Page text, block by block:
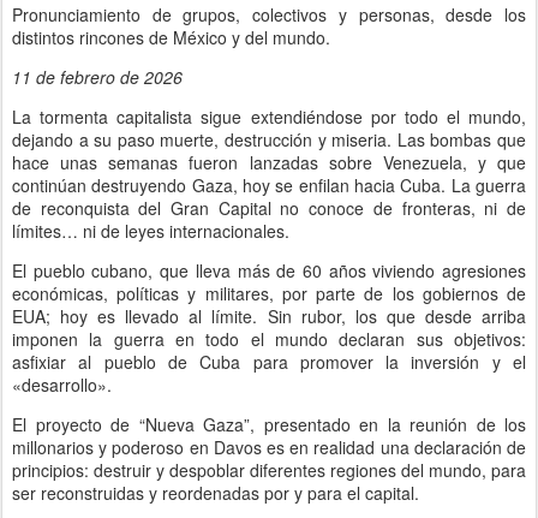
Pronunciamiento de grupos, colectivos y personas, desde los
distintos rincones de México y del mundo.
11 de febrero de 2026
La tormenta capitalista sigue extendiéndose por todo el mundo,
dejando a su paso muerte, destrucción y miseria. Las bombas que
hace unas semanas fueron lanzadas sobre Venezuela, y que
continúan destruyendo Gaza, hoy se enfilan hacia Cuba. La guerra
de reconquista del Gran Capital no conoce de fronteras, ni de
límites… ni de leyes internacionales.
El pueblo cubano, que lleva más de 60 años viviendo agresiones
económicas, políticas y militares, por parte de los gobiernos de
EUA; hoy es llevado al límite. Sin rubor, los que desde arriba
imponen la guerra en todo el mundo declaran sus objetivos:
asfixiar al pueblo de Cuba para promover la inversión y el
«desarrollo».
El proyecto de “Nueva Gaza”, presentado en la reunión de los
millonarios y poderoso en Davos es en realidad una declaración de
principios: destruir y despoblar diferentes regiones del mundo, para
ser reconstruidas y reordenadas por y para el capital.